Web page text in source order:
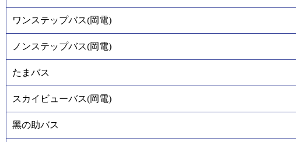
ワンステップバス(岡電)
ノンステップバス(岡電)
たまバス
スカイビューバス(岡電)
黑の助バス